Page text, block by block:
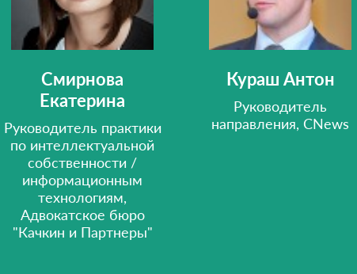
Смирнова
Екатерина
Руководитель практики
по интеллектуальной
собственности /
информационным
технологиям,
Адвокатское бюро
"Качкин и Партнеры"
Кураш Антон
Руководитель
направления, CNews